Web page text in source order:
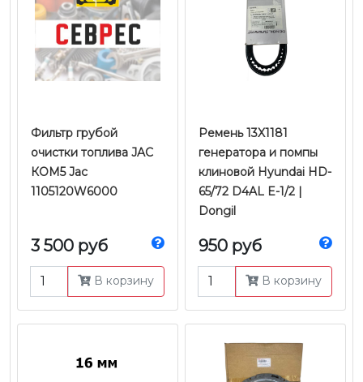
Фильтр грубой
очистки топлива JAC
КОМ5 Jac
1105120W6000
3 500 руб
В корзину
Ремень 13X1181
генератора и помпы
клиновой Hyundai HD-
65/72 D4AL E-1/2 |
Dongil
950 руб
В корзину